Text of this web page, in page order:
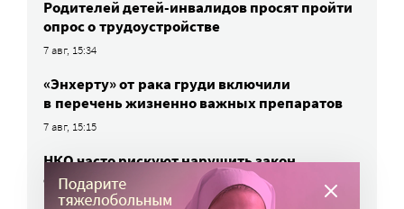
Родителей детей-инвалидов просят пройти
опрос о трудоустройстве
7 авг, 15:34
«Энхерту» от рака груди включили
в перечень жизненно важных препаратов
7 авг, 15:15
НКО часто рискуют нарушить закон
о персональных данных. Как этого
избежать?